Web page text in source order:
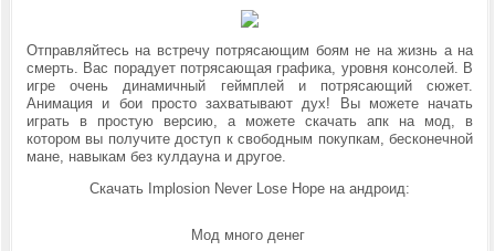
Отправляйтесь на встречу потрясающим боям не на жизнь а на
смерть. Вас порадует потрясающая графика, уровня консолей. В
игре очень динамичный геймплей и потрясающий сюжет.
Анимация и бои просто захватывают дух! Вы можете начать
играть в простую версию, а можете скачать апк на мод, в
котором вы получите доступ к свободным покупкам, бесконечной
мане, навыкам без кулдауна и другое.
Скачать Implosion Never Lose Hope на андроид:
Мод много денег